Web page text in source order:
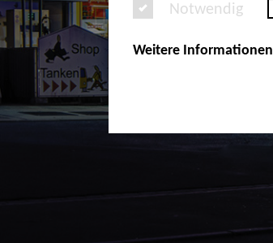
Notwendig
Weitere Informationen